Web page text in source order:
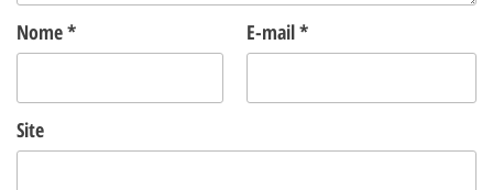
Nome* E-mail*
Site